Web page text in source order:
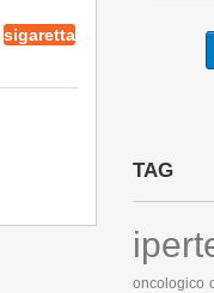
sigaretta
TAG
oncologico